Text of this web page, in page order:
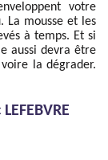
votre
La mousse et les
à temps. Et si
aussi devra être
la dégrader.